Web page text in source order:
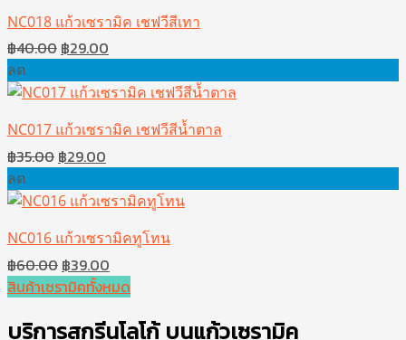
NC018 แก้วเซรามิค เชฟวีสีเทา
฿40.00 Original
was:
฿29.00
is:
ลด
NC017 แก้วเซรามิค เชฟวีสีน้ำตาล
฿35.00 Original
was:
฿29.00
is:
ลด
NC016 แก้วเซรามิคทูโทน
฿60.00 Original
price
฿60.00.
฿39.00
price
฿39.00.
สินค้าเซรามิคทั้งหมด
บริการสกรีนโลโก้ บนแก้วเซรามิค